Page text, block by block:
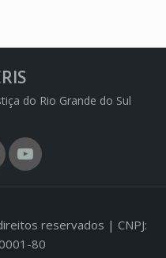
do Rio Grande do Sul
Youtube
reservados | CNPJ:
80